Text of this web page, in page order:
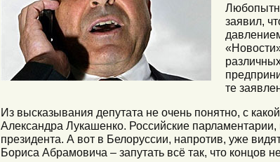
заявил,
те
Из высказывания депутата не очень понятно, с
Александра Лукашенко. Российские парламентарии,
президента. А вот в Белоруссии, напротив, уже
Бориса Абрамовича – запутать всё так, что концов